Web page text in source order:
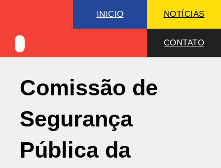
INICIO NOTÍCIAS
CONTATO
Comissão de
Segurança
Pública da